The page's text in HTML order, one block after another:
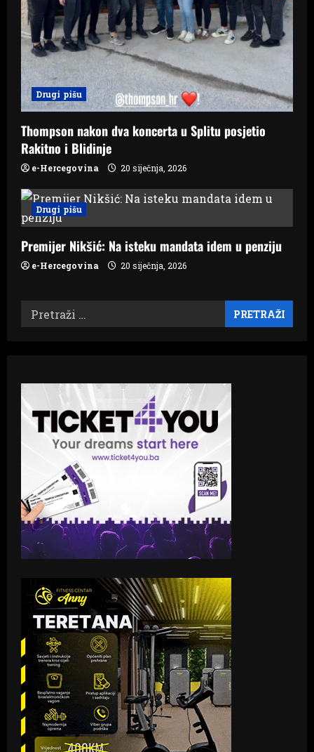
Drugi pišu
Thompson nakon dva koncerta u Splitu posjetio
Rakitno i Blidinje
e-Hercegovina 20 siječnja, 2026
Drugi pišu
Premijer Nikšić: Na isteku mandata idem u penziju
e-Hercegovina 20 siječnja, 2026
Pretraži: